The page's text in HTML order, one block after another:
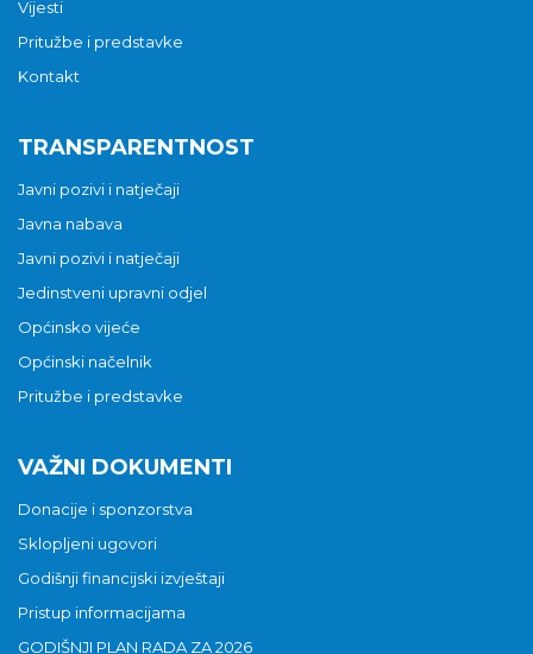
Vijesti
Pritužbe i predstavke
Kontakt
TRANSPARENTNOST
Javni pozivi i natječaji
Javna nabava
Javni pozivi i natječaji
Jedinstveni upravni odjel
Općinsko vijeće
Općinski načelnik
Pritužbe i predstavke
VAŽNI DOKUMENTI
Donacije i sponzorstva
Sklopljeni ugovori
Godišnji financijski izvještaji
Pristup informacijama
GODIŠNJI PLAN RADA ZA 2026